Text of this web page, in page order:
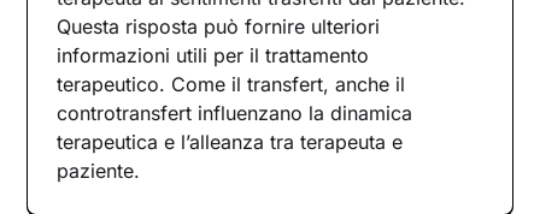
Questa risposta può fornire ulteriori
informazioni utili per il trattamento
terapeutico. Come il transfert, anche il
controtransfert influenzano la dinamica
terapeutica e l’alleanza tra terapeuta e
paziente.